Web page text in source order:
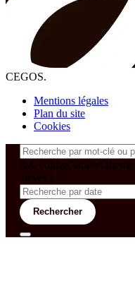
CEGOS.
Mentions légales
Plan du site
Cookies
&& config('laravel-
'neves')
Rechercher